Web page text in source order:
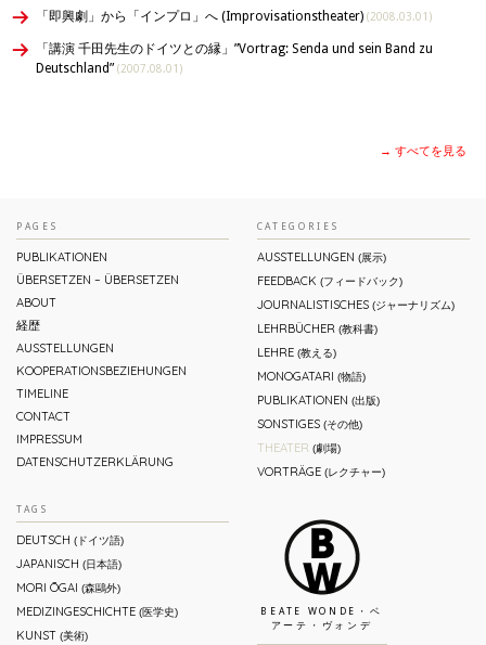
「即興劇」から「インプロ」へ (Improvisationstheater) (2008.03.01)
「講演 千田先生のドイツとの縁」”Vortrag: Senda und sein Band zu
Deutschland”(2007.08.01)
→ すべてを見る
PAGES
PUBLIKATIONEN
ÜBERSETZEN – ÜBERSETZEN
ABOUT
経歴
AUSSTELLUNGEN
KOOPERATIONSBEZIEHUNGEN
TIMELINE
CONTACT
IMPRESSUM
DATENSCHUTZERKLÄRUNG
CATEGORIES
AUSSTELLUNGEN (展示)
FEEDBACK (フィードバック)
JOURNALISTISCHES(ジャーナリズム)
LEHRBÜCHER (教科書)
LEHRE(教える)
MONOGATARI (物語)
PUBLIKATIONEN (出版)
SONSTIGES(その他)
THEATER (劇場)
VORTRÄGE(レクチャー)
TAGS
DEUTSCH (ドイツ語)
JAPANISCH (日本語)
MORI ŌGAI (森鷗外)
MEDIZINGESCHICHTE (医学史)
KUNST (美術)
BEATE WONDE・ベ
アーテ・ヴォンデ